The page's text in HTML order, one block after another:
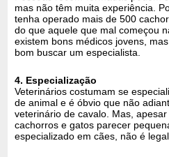
mas não têm muita experiência.
tenha operado mais de 500
do que aquele que mal começou
existem bons médicos jovens,
bom buscar um especialista.
4. Especialização
Veterinários costumam se
de animal e é óbvio que não
veterinário de cavalo. Mas,
cachorros e gatos parecer
especializado em cães, não é